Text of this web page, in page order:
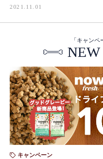
2021.11.01
「キャン
キャンペーン